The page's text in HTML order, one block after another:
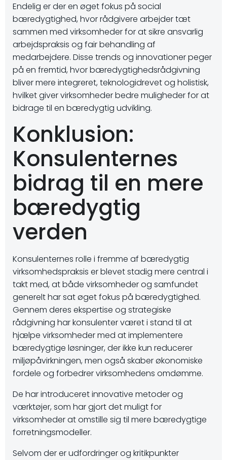
Endelig er der en øget fokus på social
bæredygtighed, hvor rådgivere arbejder tæt
sammen med virksomheder for at sikre ansvarlig
arbejdspraksis og fair behandling af
medarbejdere. Disse trends og innovationer peger
på en fremtid, hvor bæredygtighedsrådgivning
bliver mere integreret, teknologidrevet og holistisk,
hvilket giver virksomheder bedre muligheder for at
bidrage til en bæredygtig udvikling.
Konklusion:
Konsulenternes
bidrag til en mere
bæredygtig
verden
Konsulenternes rolle i fremme af bæredygtig
virksomhedspraksis er blevet stadig mere central i
takt med, at både virksomheder og samfundet
generelt har sat øget fokus på bæredygtighed.
Gennem deres ekspertise og strategiske
rådgivning har konsulenter været i stand til at
hjælpe virksomheder med at implementere
bæredygtige løsninger, der ikke kun reducerer
miljøpåvirkningen, men også skaber økonomiske
fordele og forbedrer virksomhedens omdømme.
De har introduceret innovative metoder og
værktøjer, som har gjort det muligt for
virksomheder at omstille sig til mere bæredygtige
forretningsmodeller.
Selvom der er udfordringer og kritikpunkter